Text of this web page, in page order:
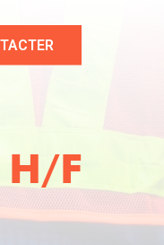
H/F